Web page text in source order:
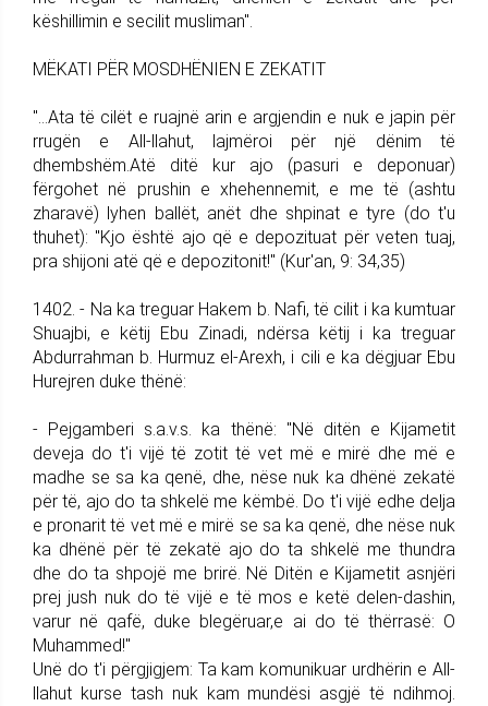
këshillimin e secilit musliman".
MËKATI PËR MOSDHËNIEN E ZEKATIT
"...Ata të cilët e ruajnë arin e argjendin e nuk e japin për
rrugën e All-llahut, lajmëroi për një dënim të
dhembshëm.Atë ditë kur ajo (pasuri e deponuar)
fërgohet në prushin e xhehennemit, e me të (ashtu
zharavë) lyhen ballët, anët dhe shpinat e tyre (do t'u
thuhet): "Kjo është ajo që e depozituat për veten tuaj,
pra shijoni atë që e depozitonit!" (Kur'an, 9: 34,35)
1402. - Na ka treguar Hakem b. Nafi, të cilit i ka kumtuar
Shuajbi, e këtij Ebu Zinadi, ndërsa këtij i ka treguar
Abdurrahman b. Hurmuz el-Arexh, i cili e ka dëgjuar Ebu
Hurejren duke thënë:
- Pejgamberi s.a.v.s. ka thënë: "Në ditën e Kijametit
deveja do t'i vijë të zotit të vet më e mirë dhe më e
madhe se sa ka qenë, dhe, nëse nuk ka dhënë zekatë
për të, ajo do ta shkelë me këmbë. Do t'i vijë edhe delja
e pronarit të vet më e mirë se sa ka qenë, dhe nëse nuk
ka dhënë për të zekatë ajo do ta shkelë me thundra
dhe do ta shpojë me brirë. Në Ditën e Kijametit asnjëri
prej jush nuk do të vijë e të mos e ketë delen-dashin,
varur në qafë, duke blegëruar,e ai do të thërrasë: O
Muhammed!"
Unë do t'i përgjigjem: Ta kam komunikuar urdhërin e All-
llahut kurse tash nuk kam mundësi asgjë të ndihmoj.